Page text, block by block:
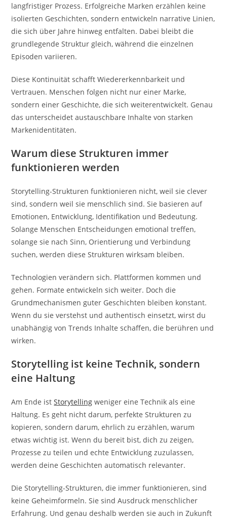
langfristiger Prozess. Erfolgreiche Marken erzählen keine
isolierten Geschichten, sondern entwickeln narrative Linien,
die sich über Jahre hinweg entfalten. Dabei bleibt die
grundlegende Struktur gleich, während die einzelnen
Episoden variieren.
Diese Kontinuität schafft Wiedererkennbarkeit und
Vertrauen. Menschen folgen nicht nur einer Marke,
sondern einer Geschichte, die sich weiterentwickelt. Genau
das unterscheidet austauschbare Inhalte von starken
Markenidentitäten.
Warum diese Strukturen immer
funktionieren werden
Storytelling-Strukturen funktionieren nicht, weil sie clever
sind, sondern weil sie menschlich sind. Sie basieren auf
Emotionen, Entwicklung, Identifikation und Bedeutung.
Solange Menschen Entscheidungen emotional treffen,
solange sie nach Sinn, Orientierung und Verbindung
suchen, werden diese Strukturen wirksam bleiben.
Technologien verändern sich. Plattformen kommen und
gehen. Formate entwickeln sich weiter. Doch die
Grundmechanismen guter Geschichten bleiben konstant.
Wenn du sie verstehst und authentisch einsetzt, wirst du
unabhängig von Trends Inhalte schaffen, die berühren und
wirken.
Storytelling ist keine Technik, sondern
eine Haltung
Am Ende istStorytelling weniger eine Technik als eine
Haltung. Es geht nicht darum, perfekte Strukturen zu
kopieren, sondern darum, ehrlich zu erzählen, warum
etwas wichtig ist. Wenn du bereit bist, dich zu zeigen,
Prozesse zu teilen und echte Entwicklung zuzulassen,
werden deine Geschichten automatisch relevanter.
Die Storytelling-Strukturen, die immer funktionieren, sind
keine Geheimformeln. Sie sind Ausdruck menschlicher
Erfahrung. Und genau deshalb werden sie auch in Zukunft